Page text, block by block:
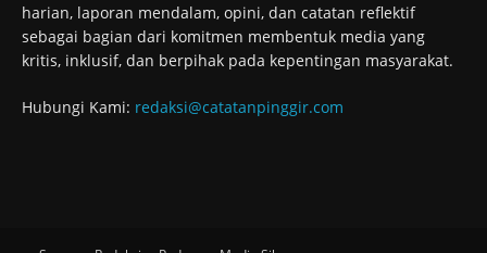
harian, laporan mendalam, opini, dan catatan reflektif
sebagai bagian dari komitmen membentuk media yang
kritis, inklusif, dan berpihak pada kepentingan masyarakat.
Hubungi Kami: redaksi@catatanpinggir.com